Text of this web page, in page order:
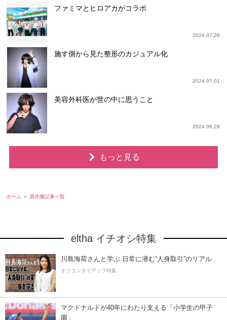
ファミマとヒロアカがコラボ
2024.07.26
施す側から見た整形のカジュアル化
2024.07.01
美容外科医が世の中に思うこと
2024.06.28
もっと見る
ホーム 酒井蘭記事一覧
eltha イチオシ特集
川島海荷さんと学ぶ 日常に潜む“人身取引”のリアル
オリコンタイアップ特集
マクドナルドが40年にわたり支える「小学生の甲子
園」